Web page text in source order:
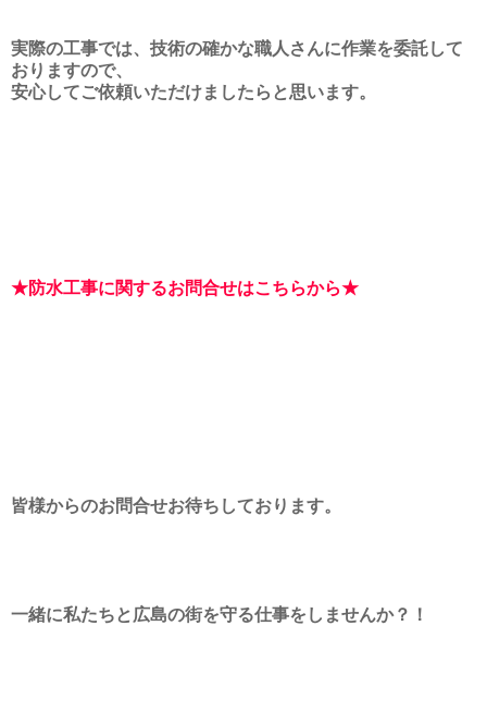
実際の工事では、技術の確かな職人さんに作業を委託して
おりますので、
安心してご依頼いただけましたらと思います。
★防水工事に関するお問合せはこちらから★
皆様からのお問合せお待ちしております。
一緒に私たちと広島の街を守る仕事をしませんか？！